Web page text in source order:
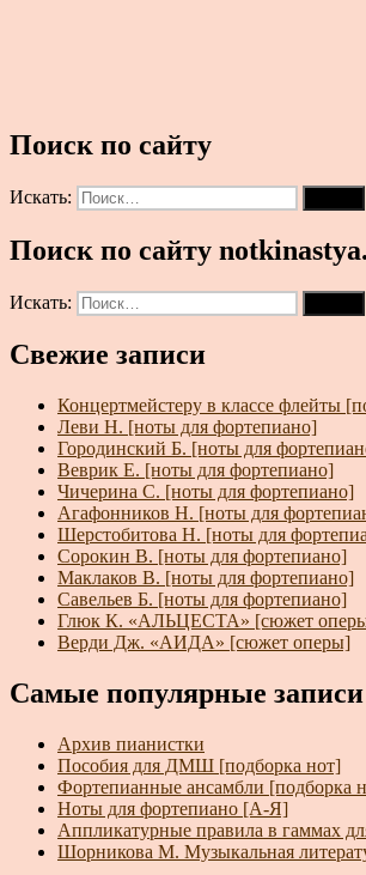
Поиск по сайту
Искать:
Поиск по сайту
Искать:
Свежие записи
Концертмейстеру в классе флейты
Леви Н. [ноты для фортепиано]
Городинский Б. [ноты для
Веврик Е. [ноты для фортепиано]
Чичерина С. [ноты для фортепиано]
Агафонников Н. [ноты для
Шерстобитова Н. [ноты для
Сорокин В. [ноты для фортепиано]
Маклаков В. [ноты для фортепиано]
Савельев Б. [ноты для фортепиано]
Глюк К. «АЛЬЦЕСТА» [сюжет
Верди Дж. «АИДА» [сюжет оперы]
Самые популярные записи
Архив пианистки
Пособия для ДМШ [подборка нот]
Фортепианные ансамбли [подборка
Ноты для фортепиано [А-Я]
Аппликатурные правила в гаммах
Шорникова М. Музыкальная